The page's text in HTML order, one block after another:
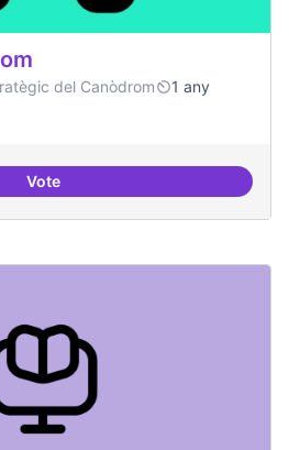
del Canòdrom
1 any
Votedecidim.canodrom